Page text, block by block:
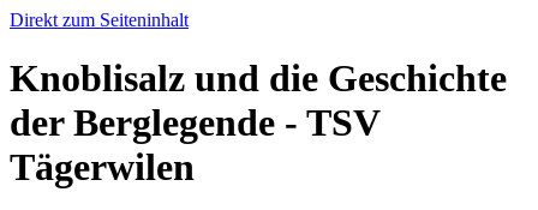
Direkt zum Seiteninhalt
Knoblisalz und die Geschichte
der Berglegende - TSV
Tägerwilen